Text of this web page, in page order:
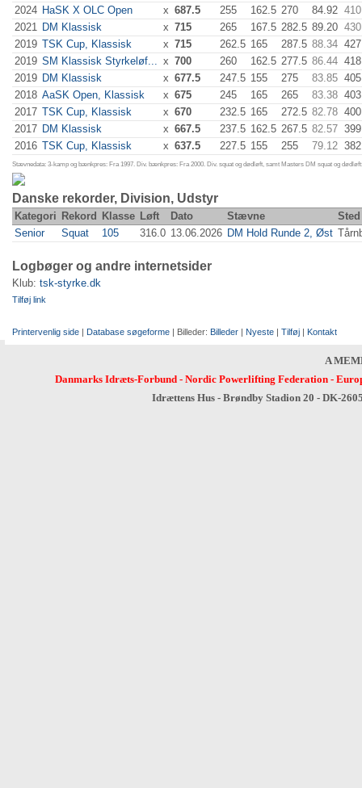
2024 HaSK X OLC Open x 687.5 255 162.5 270 84.92
2021 DM Klassisk x 715 265 167.5 282.5 89.20
2019 TSK Cup, Klassisk x 715 262.5 165 287.5 88.34
2019 SM Klassisk Styrkeløf... x 700 260 162.5 277.5 86.44
2019 DM Klassisk x 677.5 247.5 155 275 83.85
2018 AaSK Open, Klassisk x 675 245 165 265 83.38
2017 TSK Cup, Klassisk x 670 232.5 165 272.5 82.78
2017 DM Klassisk x 667.5 237.5 162.5 267.5 82.57
2016 TSK Cup, Klassisk x 637.5 227.5 155 255 79.12
Stævnedata: 3-kamp og bænkpres: Fra 1997. Div. bænkpres: Fra 2000. Div. squat og dødløft, samt Masters DM squat og
Danske rekorder, Division, Udstyr
Kategori Rekord Klasse Løft Dato Stævne
Sted
Senior
Squat 105 316.0 13.06.2026 DM Hold Runde 2, Øst
Logbøger og andre internetsider
Klub: tsk-styrke.dk
Tilføj link
Printervenlig side | Database søgeforme | Billeder: Billeder | Nyeste | Tilføj | Kontakt
A
Danmarks Idræts-Forbund- Nordic Powerlifting Federation-
Idrættens Hus - Brøndby Stadion 20 - DK-